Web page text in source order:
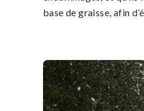
base de graisse, afin